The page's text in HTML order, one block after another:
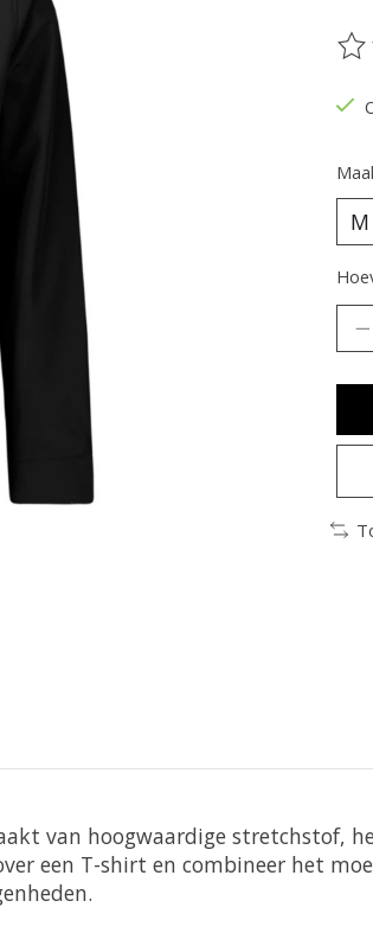
van hoogwaardige stretchstof,
een T-shirt en combineer het